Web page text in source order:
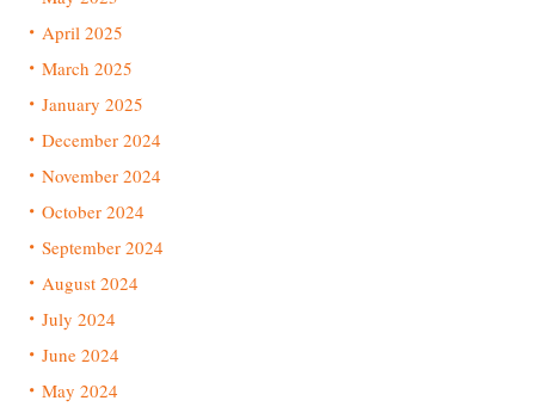
April 2025
March 2025
January 2025
December 2024
November 2024
October 2024
September 2024
August 2024
July 2024
June 2024
May 2024